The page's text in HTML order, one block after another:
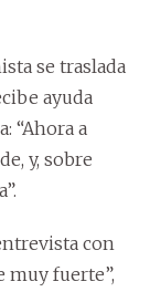
se traslada
ayuda
“Ahora a
y, sobre
con
muy fuerte”,